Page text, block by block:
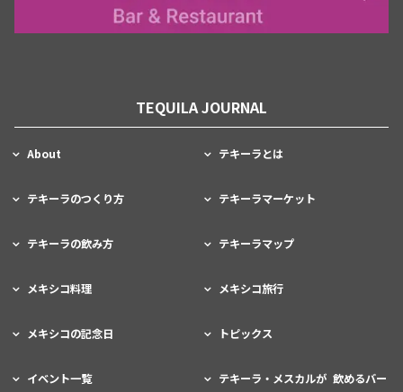
TEQUILA JOURNAL
About テキーラとは
テキーラのつくり方 テキーラマーケット
テキーラの飲み方 テキーラマップ
メキシコ料理 メキシコ旅行
メキシコの記念日 トピックス
イベント一覧
テキーラ・メスカルが 飲めるバー